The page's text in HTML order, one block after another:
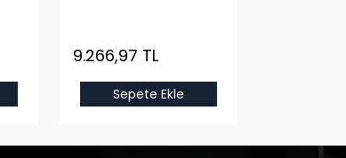
9.266,97 TL
Sepete Ekle